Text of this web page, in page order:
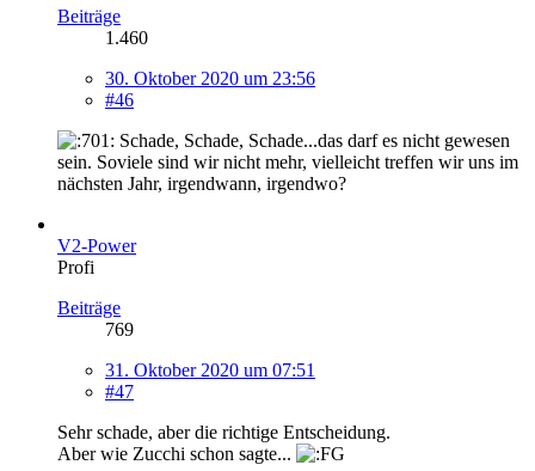
Beiträge
1.460
30. Oktober 2020 um 23:56
#46
Schade, Schade, Schade...das darf es nicht gewesen
sein. Soviele sind wir nicht mehr, vielleicht treffen wir uns im
nächsten Jahr, irgendwann, irgendwo?
V2-Power
Profi
Beiträge
769
31. Oktober 2020 um 07:51
#47
Sehr schade, aber die richtige Entscheidung.
Aber wie Zucchi schon sagte...